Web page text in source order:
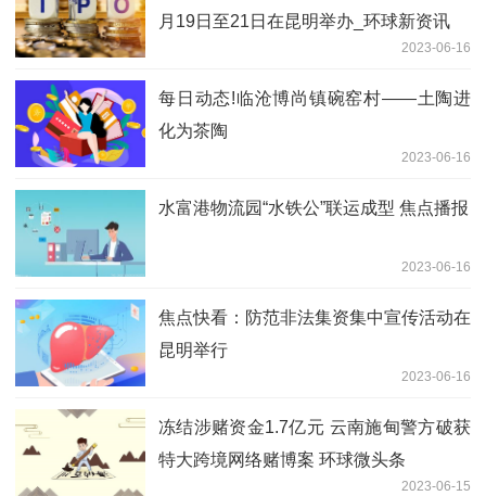
月19日至21日在昆明举办_环球新资讯
2023-06-16
每日动态!临沧博尚镇碗窑村——土陶进
化为茶陶
2023-06-16
水富港物流园“水铁公”联运成型 焦点播报
2023-06-16
焦点快看：防范非法集资集中宣传活动在
昆明举行
2023-06-16
冻结涉赌资金1.7亿元 云南施甸警方破获
特大跨境网络赌博案 环球微头条
2023-06-15